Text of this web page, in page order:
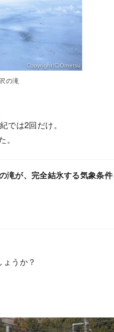
の滝
では2回だけ。
滝が、完全結氷する気象条件
うか？